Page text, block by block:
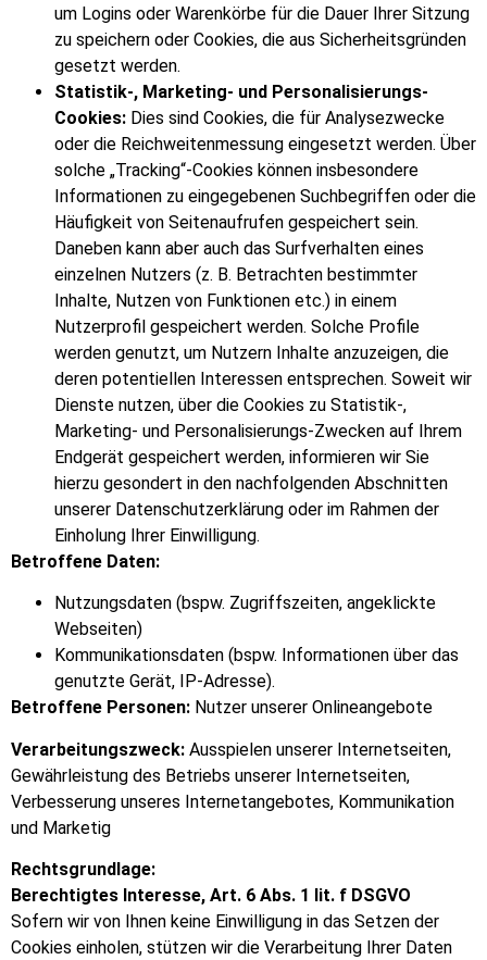
um Logins oder Warenkörbe für die Dauer Ihrer Sitzung
zu speichern oder Cookies, die aus Sicherheitsgründen
gesetzt werden.
Statistik-, Marketing- und Personalisierungs-
Cookies: Dies sind Cookies, die für Analysezwecke
oder die Reichweitenmessung eingesetzt werden. Über
solche „Tracking“-Cookies können insbesondere
Informationen zu eingegebenen Suchbegriffen oder die
Häufigkeit von Seitenaufrufen gespeichert sein.
Daneben kann aber auch das Surfverhalten eines
einzelnen Nutzers (z. B. Betrachten bestimmter
Inhalte, Nutzen von Funktionen etc.) in einem
Nutzerprofil gespeichert werden. Solche Profile
werden genutzt, um Nutzern Inhalte anzuzeigen, die
deren potentiellen Interessen entsprechen. Soweit wir
Dienste nutzen, über die Cookies zu Statistik-,
Marketing- und Personalisierungs-Zwecken auf Ihrem
Endgerät gespeichert werden, informieren wir Sie
hierzu gesondert in den nachfolgenden Abschnitten
unserer Datenschutzerklärung oder im Rahmen der
Einholung Ihrer Einwilligung.
Betroffene Daten:
Nutzungsdaten (bspw. Zugriffszeiten, angeklickte
Webseiten)
Kommunikationsdaten (bspw. Informationen über das
genutzte Gerät, IP-Adresse).
Betroffene Personen: Nutzer unserer Onlineangebote
Verarbeitungszweck: Ausspielen unserer Internetseiten,
Gewährleistung des Betriebs unserer Internetseiten,
Verbesserung unseres Internetangebotes, Kommunikation
und Marketig
Rechtsgrundlage:
Berechtigtes Interesse, Art. 6 Abs. 1 lit. f DSGVO
Sofern wir von Ihnen keine Einwilligung in das Setzen der
Cookies einholen, stützen wir die Verarbeitung Ihrer Daten